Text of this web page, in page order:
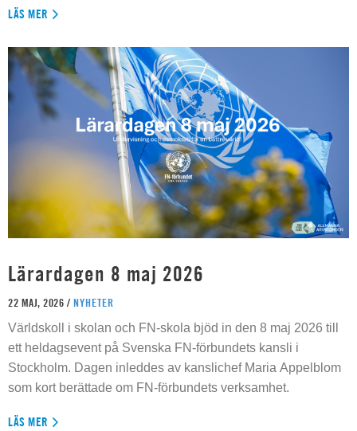
LÄS MER
Lärardagen 8 maj 2026
22 MAJ, 2026 / NYHETER
Världskoll i skolan och FN-skola bjöd in den 8 maj 2026 till
ett heldagsevent på Svenska FN-förbundets kansli i
Stockholm. Dagen inleddes av kanslichef Maria Appelblom
som kort berättade om FN-förbundets verksamhet.
LÄS MER